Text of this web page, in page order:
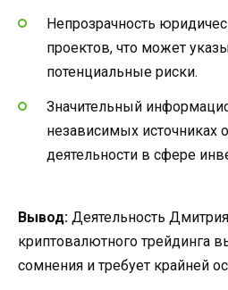
Непрозрачность
проектов, что может
потенциальные риски.
Значительный
независимых источниках
деятельности в сфере
Вывод: Деятельность
криптовалютного трейдинга
сомнения и требует крайней